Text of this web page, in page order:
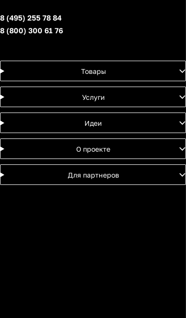
8 (495) 255 78 84
8 (800) 300 61 76
Товары
Услуги
Идеи
О проекте
Для партнеров